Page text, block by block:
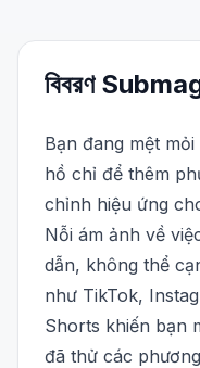
বিবরণ
Bạn đang mệt
hồ chỉ để thêm
chỉnh hiệu ứng
Nỗi ám ảnh về
dẫn, không thể
như TikTok,
Shorts khiến bạn
đã thử các